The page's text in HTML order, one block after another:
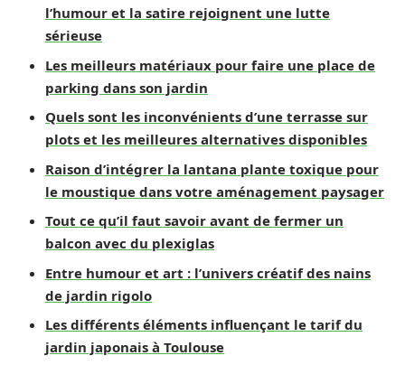
l’humour et la satire rejoignent une lutte
sérieuse
Les meilleurs matériaux pour faire une place de
parking dans son jardin
Quels sont les inconvénients d’une terrasse sur
plots et les meilleures alternatives disponibles
Raison d’intégrer la lantana plante toxique pour
le moustique dans votre aménagement paysager
Tout ce qu’il faut savoir avant de fermer un
balcon avec du plexiglas
Entre humour et art : l’univers créatif des nains
de jardin rigolo
Les différents éléments influençant le tarif du
jardin japonais à Toulouse